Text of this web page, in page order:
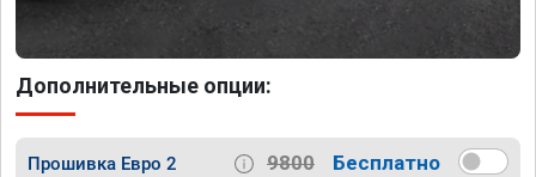
Дополнительные опции:
Прошивка Евро 2 9800 Бесплатно